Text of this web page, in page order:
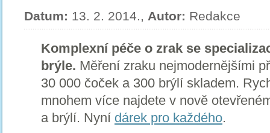
Datum: 13. 2. 2014., Autor: Redakce
Komplexní péče o zrak se
brýle. Měření zraku nejmodernějšími
30 000 čoček a 300 brýlí skladem.
mnohem více najdete v nově
a brýlí. Nyní dárek pro každého.